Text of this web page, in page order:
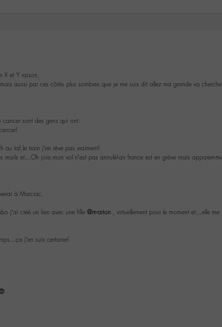
X et Y raison,
aussi par ces côtés plus sombres que je me suis dit allez ma grande va
sont des gens qui ont:
au taf,le train j’en rêve pas vraiment!
et…Oh joie,mon vol n’est pas annulé!air france est en grève mais
à Marciac,
j’ai créé un lien avec une fille @m-arion , virtuellement pour le moment et…elle
j’en suis certaine!